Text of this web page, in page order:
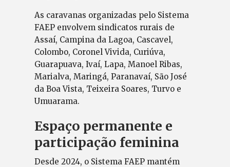
As caravanas organizadas pelo Sistema
FAEP envolvem sindicatos rurais de
Assaí, Campina da Lagoa, Cascavel,
Colombo, Coronel Vivida, Curiúva,
Guarapuava, Ivaí, Lapa, Manoel Ribas,
Marialva, Maringá, Paranavaí, São José
da Boa Vista, Teixeira Soares, Turvo e
Umuarama.
Espaço permanente e
participação feminina
Desde 2024, o Sistema FAEP mantém